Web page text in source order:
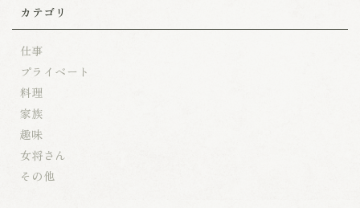
カテゴリ
仕事
プライベート
料理
家族
趣味
女将さん
その他